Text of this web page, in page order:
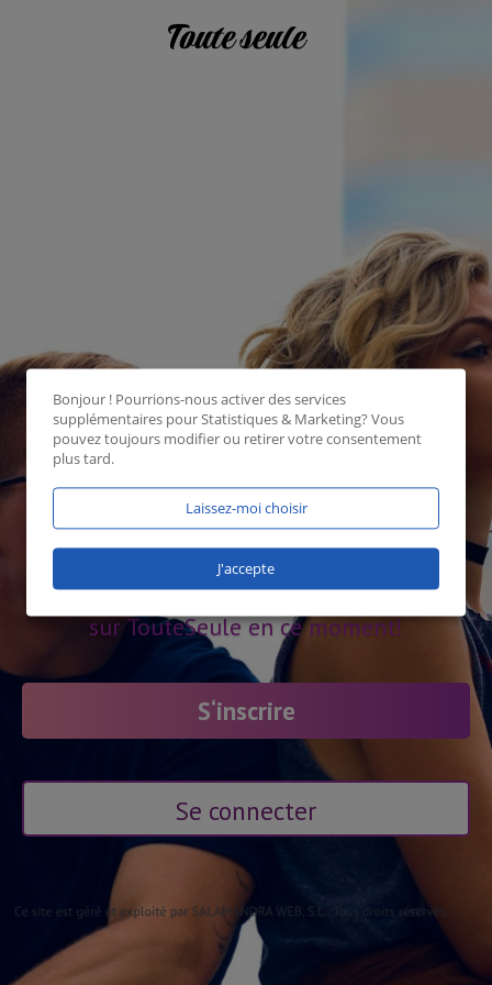
1916 utilisateurs en ligne
sur TouteSeule en ce moment!
S‘inscrire
Se connecter
Bonjour ! Pourrions-nous activer des services
supplémentaires pourStatistiques & Marketing? Vous
pouvez toujours modifier ou retirer votre consentement
plus tard.
Laissez-moi choisir
J'accepte